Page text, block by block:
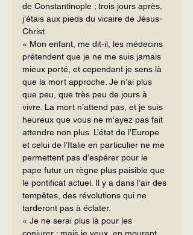
de Constantinople ; trois jours après,
j’étais aux pieds du vicaire de Jésus-
Christ.
« Mon enfant, me dit-il, les médecins
prétendent que je ne me suis jamais
mieux porté, et cependant je sens là
que la mort approche. Je n’ai plus
que peu, que très peu de jours à
vivre. La mort n’attend pas, et je suis
heureux que vous ne m’ayez pas fait
attendre non plus. L’état de l’Europe
et celui de l’Italie en particulier ne me
permettent pas d’espérer pour le
pape futur un règne plus paisible que
le pontificat actuel. Il y a dans l’air des
tempêtes, des révolutions qui ne
tarderont pas à éclater.
« Je ne serai plus là pour les
conjurer : mais je veux, en mourant,